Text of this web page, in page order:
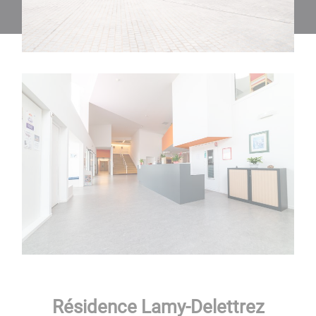
Résidence Lamy-Delettrez